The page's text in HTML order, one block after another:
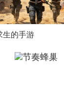
生的手游